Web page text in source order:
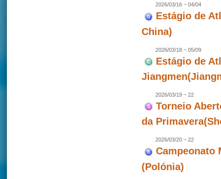
2026/03/16 ~ 04/04
Estágio de
China)
2026/03/18 ~ 05/09
Estágio de
2026/03/19 ~ 22
Torneio
da
2026/03/20 ~ 22
Campeonato
(Polónia)